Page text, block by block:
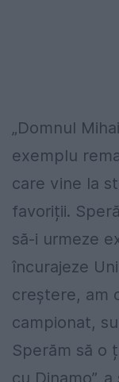
„Domnul
exemplu
care vine la
favoriții.
să-i urmeze
încurajeze
creștere, am
campionat,
Sperăm să o
cu Dinamo”,